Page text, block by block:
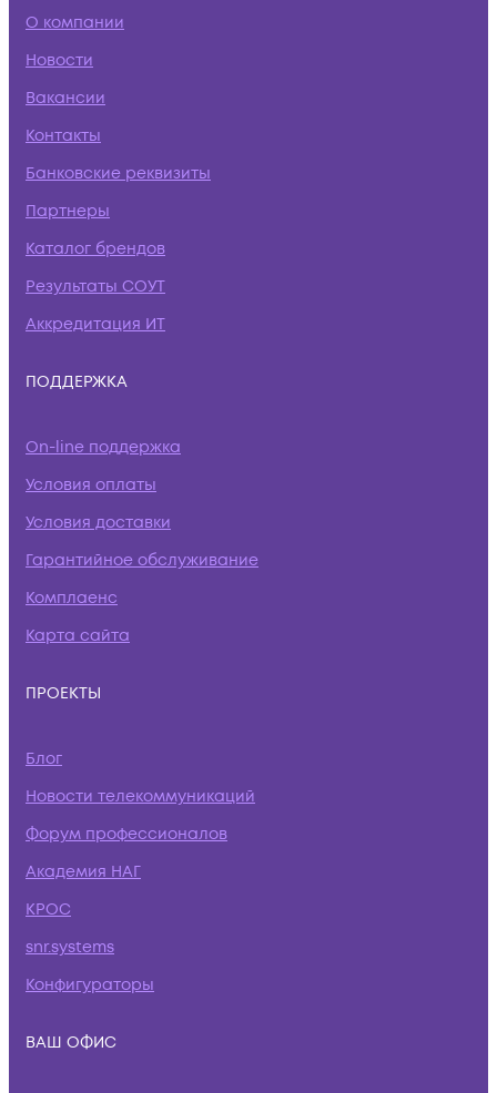
О компании
Новости
Вакансии
Контакты
Банковские реквизиты
Партнеры
Каталог брендов
Результаты СОУТ
Аккредитация ИТ
ПОДДЕРЖКА
On-line поддержка
Условия оплаты
Условия доставки
Гарантийное обслуживание
Комплаенс
Карта сайта
ПРОЕКТЫ
Блог
Новости телекоммуникаций
Форум профессионалов
Академия НАГ
КРОС
snr.systems
Конфигураторы
ВАШ ОФИС